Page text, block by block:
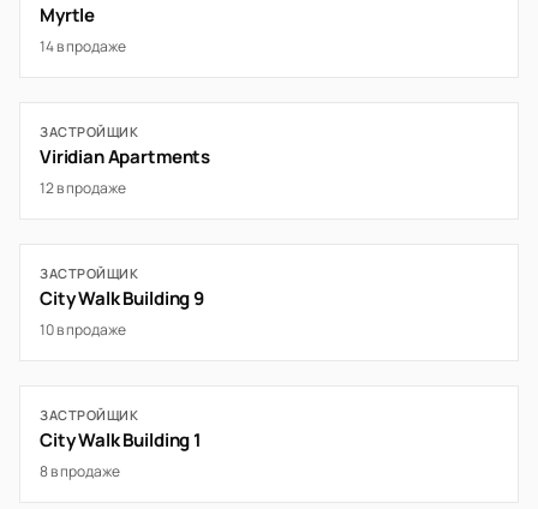
Myrtle
14 в продаже
ЗАСТРОЙЩИК
Viridian Apartments
12 в продаже
ЗАСТРОЙЩИК
City Walk Building 9
10 в продаже
ЗАСТРОЙЩИК
City Walk Building 1
8 в продаже